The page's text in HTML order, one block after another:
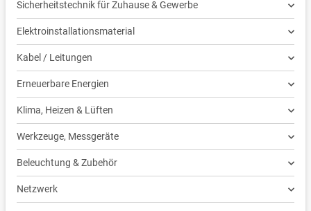
Sicherheitstechnik für Zuhause & Gewerbe
Elektroinstallationsmaterial
Kabel / Leitungen
Erneuerbare Energien
Klima, Heizen & Lüften
Werkzeuge, Messgeräte
Beleuchtung & Zubehör
Netzwerk